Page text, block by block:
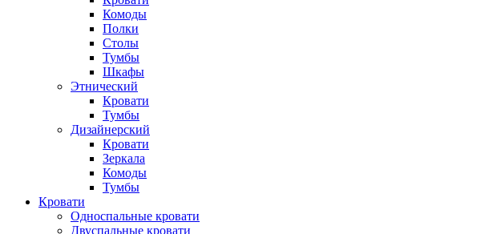
Комоды
Полки
Столы
Тумбы
Шкафы
Этнический
Кровати
Тумбы
Дизайнерский
Кровати
Зеркала
Комоды
Тумбы
Кровати
Односпальные кровати
Двуспальные кровати